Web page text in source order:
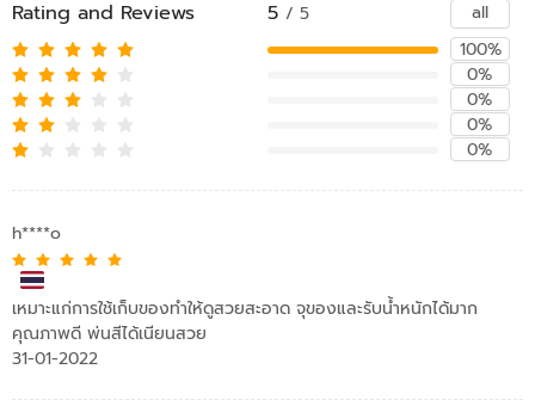
Rating and Reviews 5 / 5
all
100%
0%
0%
0%
0%
h****o
เหมาะแก่การใช้เก็บของทำให้ดูสวยสะอาด จุของและรับน้ำหนักได้มาก
คุณภาพดี พ่นสีได้เนียนสวย
31-01-2022